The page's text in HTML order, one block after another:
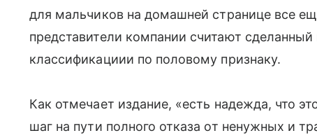
для мальчиков на домашней странице все
представители компании считают
классификациии по половому признаку.
Как отмечает издание, «есть надежда, что
шаг на пути полного отказа от ненужных и